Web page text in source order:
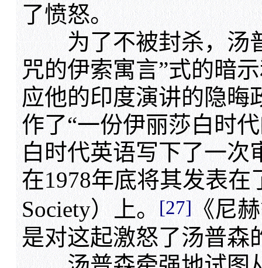
了愤怒。
为了不被封杀，汤
咒的伊索寓言”式的暗
应他的印度演讲的隐晦
作了“一份伊丽莎白时
白时代英语写下了一次
在1978年底将其发表在
Society）上。
[27] 《尼
是对这起激怒了汤普森